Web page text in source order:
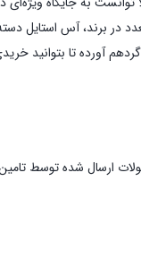
برند در این فروشگاه اینترنتی عرضه
آورده تا بتوانید
ارسال شده توسط